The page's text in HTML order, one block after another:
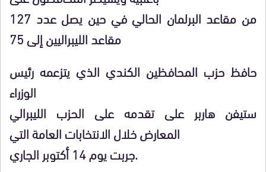
127 من مقاعد البرلمان الحالي في حين يصل عدد
مقاعد الليبراليين إلى 75
حافظ حزب المحافظين الكندي الذي يتزعمه رئيس
الوزراء
ستيفن هاربر على تقدمه على الحزب الليبرالي
المعارض خلال الانتخابات العامة التي
جربت يوم 14 أكتوبر الجاري.